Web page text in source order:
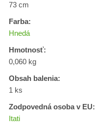
73 cm
Farba:
Hnedá
Hmotnosť:
0,060 kg
Obsah balenia:
1 ks
Zodpovedná osoba v EU:
Itati